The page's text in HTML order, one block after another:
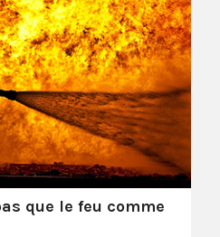
que le feu comme